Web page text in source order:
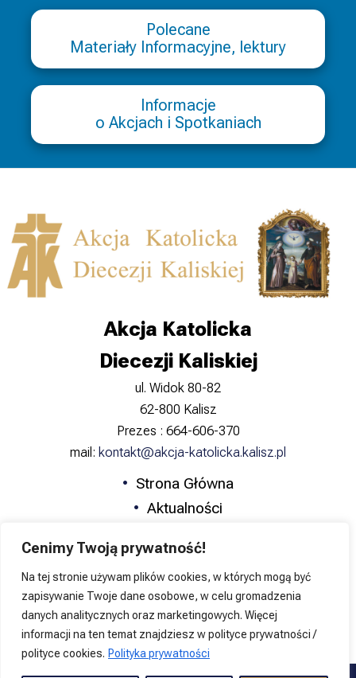
Cenimy Twoją prywatność!
Na tej stronie używam plików cookies, w których mogą być
zapisywanie Twoje dane osobowe, w celu gromadzenia
danych analitycznych oraz marketingowych. Więcej
informacji na ten temat znajdziesz w polityce prywatności /
polityce cookies. Polityka prywatności
Polecane
Materiały Informacyjne, lektury
Informacje
o Akcjach i Spotkaniach
Akcja Katolicka
Diecezji Kaliskiej
ul. Widok 80-82
62-800 Kalisz
Prezes : 664-606-370
mail: kontakt@akcja-katolicka.kalisz.pl
Strona Główna
Aktualności
Formacja
Katolicka Nauka Społeczna
Kontakt